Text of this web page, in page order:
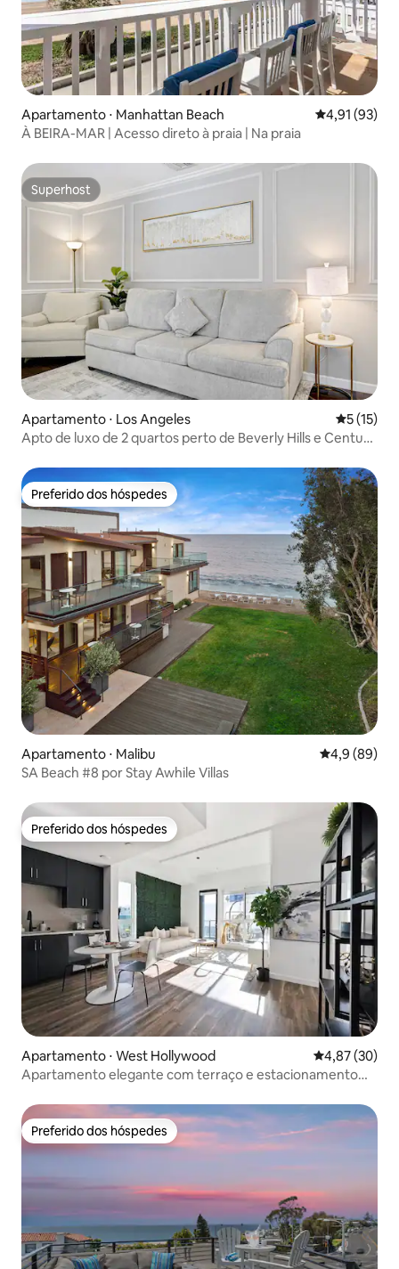
Apartamento ⋅ Manhattan Beach 4,91 de uma
4,91 (93)
À BEIRA-MAR | Acesso direto à praia | Na praia
Superhost
Superhost
Apartamento ⋅ Los Angeles 5 de uma
5 (15)
Apto de luxo de 2 quartos perto de Beverly Hills e Century
Preferido dos hóspedes
Preferido dos hóspedes
Apartamento ⋅ Malibu 4,9 de uma
4,9 (89)
SA Beach #8 por Stay Awhile Villas
Preferido dos hóspedes
Preferido dos hóspedes
Apartamento ⋅ West Hollywood 4,87 de uma
4,87 (30)
Apartamento elegante com terraço e estacionamento
Preferido dos hóspedes
Preferido dos hóspedes